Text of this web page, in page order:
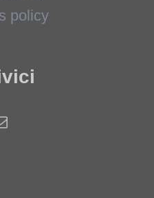
policy